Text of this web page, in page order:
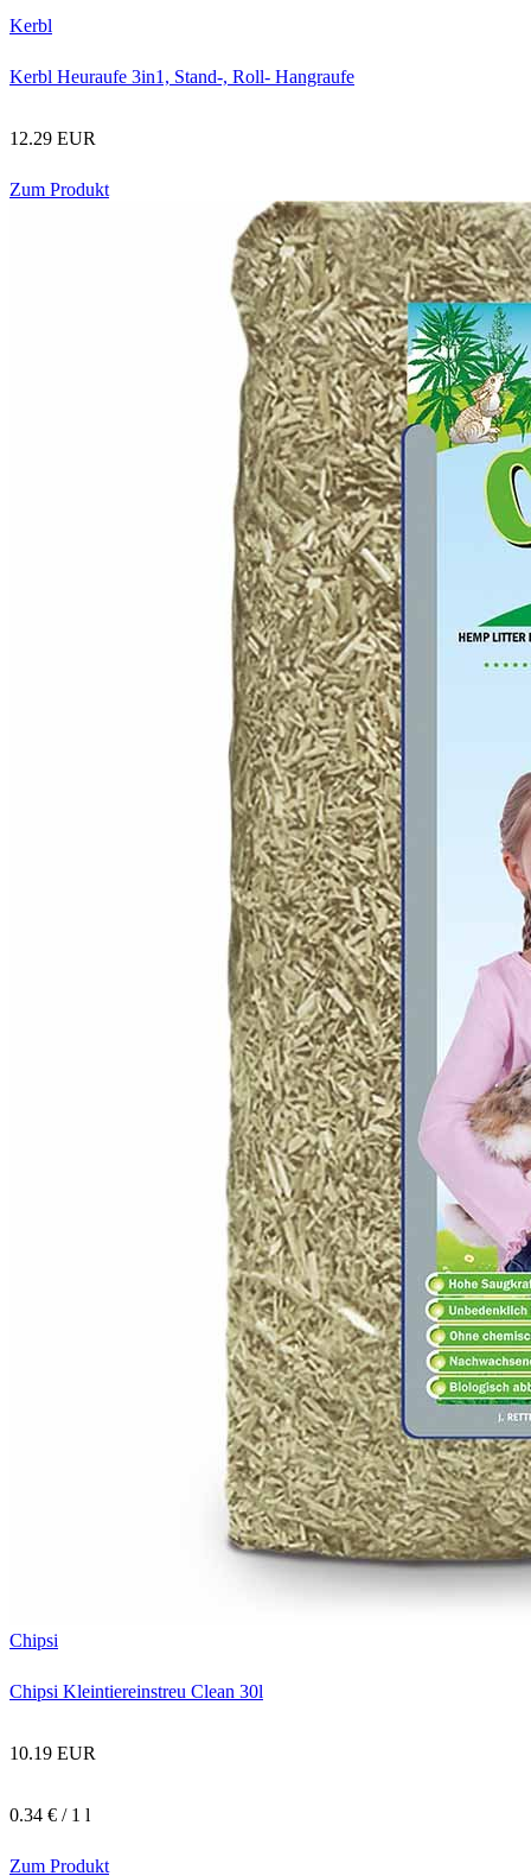
Kerbl
Kerbl Heuraufe 3in1, Stand-, Roll- Hangraufe
12.29 EUR
Zum Produkt
Chipsi
Chipsi Kleintiereinstreu Clean 30l
10.19 EUR
0.34 € / 1 l
Zum Produkt